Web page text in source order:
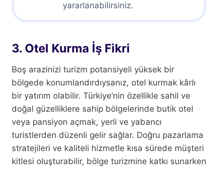
yararlanabilirsiniz.
3. Otel Kurma İş Fikri
Boş arazinizi turizm potansiyeli yüksek bir
bölgede konumlandırdıysanız, otel kurmak kârlı
bir yatırım olabilir. Türkiye’nin özellikle sahil ve
doğal güzelliklere sahip bölgelerinde butik otel
veya pansiyon açmak, yerli ve yabancı
turistlerden düzenli gelir sağlar. Doğru pazarlama
stratejileri ve kaliteli hizmetle kısa sürede müşteri
kitlesi oluşturabilir, bölge turizmine katkı sunarken